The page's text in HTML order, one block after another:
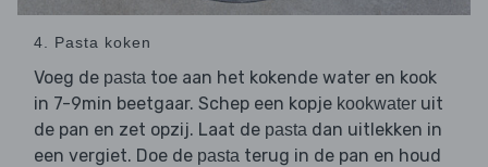
4. Pasta koken
Voeg de pasta toe aan het kokende water en kook
in 7-9min beetgaar. Schep een kopje kookwater uit
de pan en zet opzij. Laat de pasta dan uitlekken in
een vergiet. Doe de pasta terug in de pan en houd